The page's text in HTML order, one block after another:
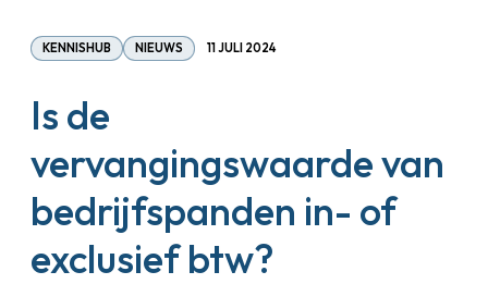
KENNISHUB NIEUWS 11 JULI 2024
Is de
vervangingswaarde van
bedrijfspanden in- of
exclusief btw?